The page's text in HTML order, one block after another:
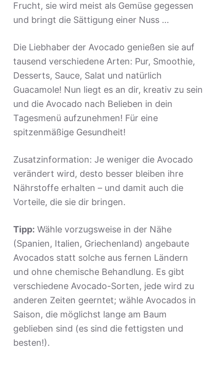
Frucht, sie wird meist als Gemüse gegessen
und bringt die Sättigung einer Nuss …
Die Liebhaber der Avocado genießen sie auf
tausend verschiedene Arten: Pur, Smoothie,
Desserts, Sauce, Salat und natürlich
Guacamole! Nun liegt es an dir, kreativ zu sein
und die Avocado nach Belieben in dein
Tagesmenü aufzunehmen! Für eine
spitzenmäßige Gesundheit!
Zusatzinformation: Je weniger die Avocado
verändert wird, desto besser bleiben ihre
Nährstoffe erhalten – und damit auch die
Vorteile, die sie dir bringen.
Tipp: Wähle vorzugsweise in der Nähe
(Spanien, Italien, Griechenland) angebaute
Avocados statt solche aus fernen Ländern
und ohne chemische Behandlung. Es gibt
verschiedene Avocado-Sorten, jede wird zu
anderen Zeiten geerntet; wähle Avocados in
Saison, die möglichst lange am Baum
geblieben sind (es sind die fettigsten und
besten!).